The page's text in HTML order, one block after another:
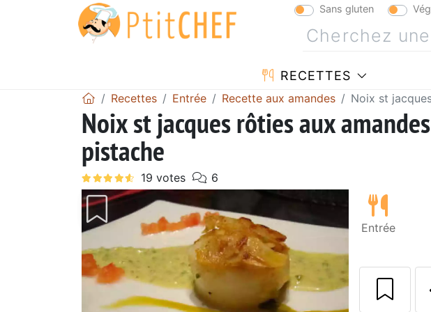
Sans gluten
RECETTES
Recettes Entrée Recette aux amandes Noix st
Noix st jacques rôties aux
pistache
Entrée